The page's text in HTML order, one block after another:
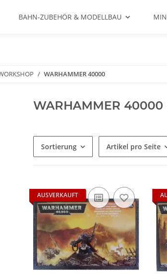
BAHN-ZUBEHÖR & MODELLBAU
WARHAMMER 40000
WARHAMMER 40000
Sortierung Artikel pro Seite
AUSVERKAUFT